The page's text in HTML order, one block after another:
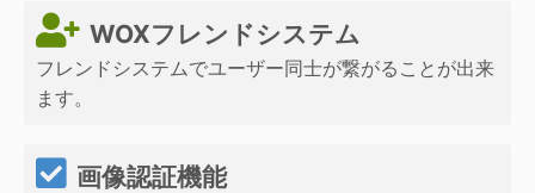
WOXフレンドシステム
フレンドシステムでユーザー同士が繋がることが出来
ます。
画像認証機能